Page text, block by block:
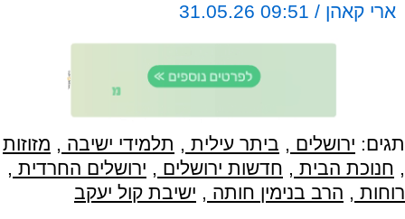
ארי קאהן / 09:51 31.05.26
תגים: ירושלים , ביתר עילית , תלמידי ישיבה , מזוזות
, חנוכת הבית , חדשות ירושלים , ירושלים החרדית ,
רוחות , הרב בנימין חותה , ישיבת קול יעקב